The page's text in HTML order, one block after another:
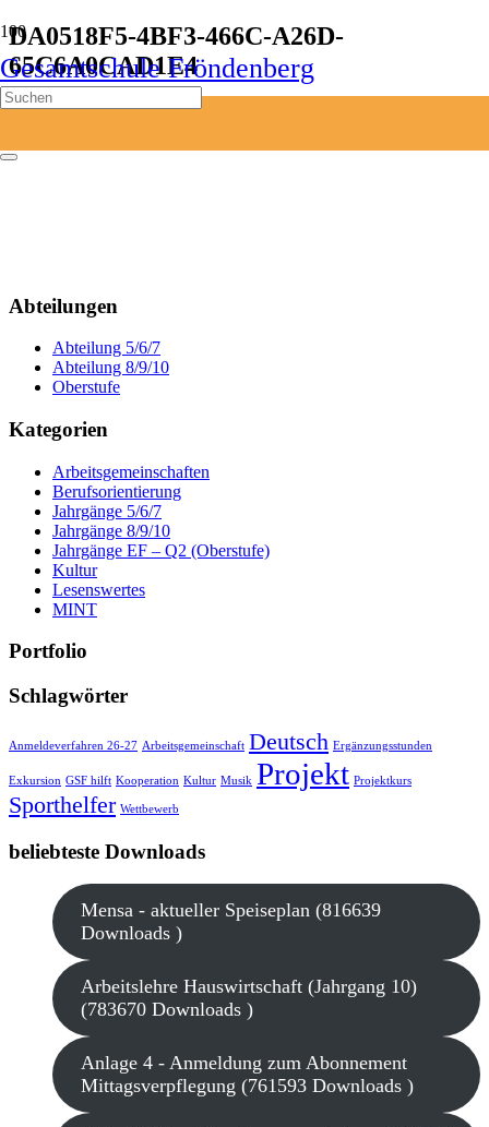
Gesamtschule Fröndenberg
DA0518F5-4BF3-466C-A26D-
65C6A0CAD1E4
Start
Abteilungen
Abteilung 5/6/7
Abteilung 8/9/10
Oberstufe
Kategorien
Arbeitsgemeinschaften
Berufsorientierung
Jahrgänge 5/6/7
Jahrgänge 8/9/10
Jahrgänge EF – Q2 (Oberstufe)
Kultur
Lesenswertes
MINT
Portfolio
Schlagwörter
Anmeldeverfahren 26-27 Arbeitsgemeinschaft Deutsch Ergänzungsstunden
Exkursion GSF hilft Kooperation Kultur Musik Projekt Projektkurs
Sporthelfer Wettbewerb
beliebteste Downloads
Mensa - aktueller Speiseplan (816639
Downloads )
Arbeitslehre Hauswirtschaft (Jahrgang 10)
(783670 Downloads )
Anlage 4 - Anmeldung zum Abonnement
Mittagsverpflegung (761593 Downloads )